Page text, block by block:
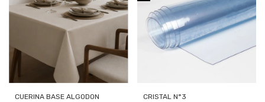
CUERINA BASE ALGODON
CRISTAL N°3